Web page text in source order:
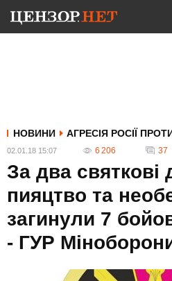
НОВИНИ АГРЕСІЯ РОСІЇ
02.01.18 15:07 6 206 37
За два святкові
пияцтво та
загинули 7
- ГУР